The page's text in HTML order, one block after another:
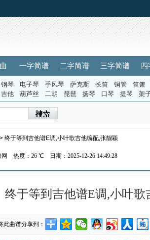
一字简谱 二字简谱 三字简谱 四
钢琴 电子琴 手风琴 萨克斯 长笛 铜管 笛箫
吉他
葫芦丝 二胡 琵琶 扬琴 口琴 提琴 架
> 终于等到吉他谱E调,小叶歌吉他编配,张靓颖
热度： 26 ℃ 日期：2025-12-26 14:49:28
终于等到吉他谱E调,小叶歌
此曲谱分享到：